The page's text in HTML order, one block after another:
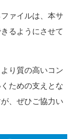
ァイルは、本サ
るようにさせて
り質の高いコン
ための支えとな
、ぜひご協力い